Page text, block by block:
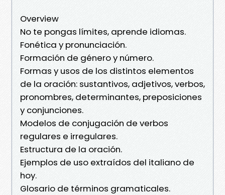
Overview
No te pongas límites, aprende idiomas.
Fonética y pronunciación.
Formación de género y número.
Formas y usos de los distintos elementos
de la oración: sustantivos, adjetivos, verbos,
pronombres, determinantes, preposiciones
y conjunciones.
Modelos de conjugación de verbos
regulares e irregulares.
Estructura de la oración.
Ejemplos de uso extraídos del italiano de
hoy.
Glosario de términos gramaticales.